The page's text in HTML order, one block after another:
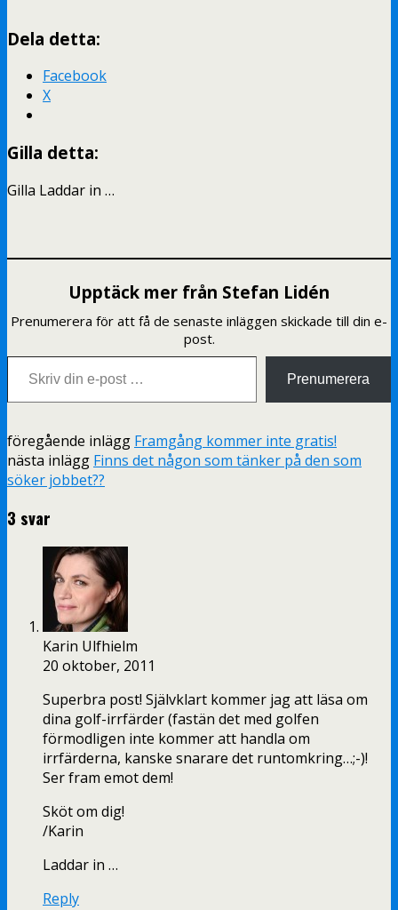
Dela detta:
Facebook
X
Gilla detta:
Gilla Laddar in …
Upptäck mer från Stefan Lidén
Prenumerera för att få de senaste inläggen skickade till din e-
post.
Skriv din e-post …
Prenumerera
föregående inlägg Framgång kommer inte gratis!
nästa inlägg Finns det någon som tänker på den som
söker jobbet??
3 svar
Karin Ulfhielm
20 oktober, 2011
Superbra post! Självklart kommer jag att läsa om
dina golf-irrfärder (fastän det med golfen
förmodligen inte kommer att handla om
irrfärderna, kanske snarare det runtomkring…;-)!
Ser fram emot dem!
Sköt om dig!
/Karin
Laddar in …
Reply